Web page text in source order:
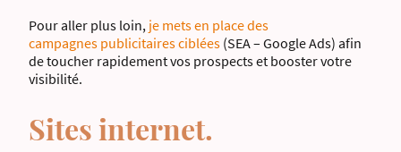
Pour aller plus loin, je mets en place des
campagnes publicitaires ciblées (SEA – Google Ads) afin
de toucher rapidement vos prospects et booster votre
visibilité.
Sites internet.